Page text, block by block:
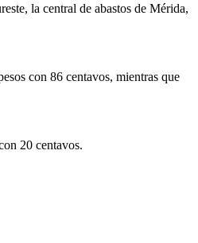
la central de abastos de Mérida,
con 86 centavos, mientras que
20 centavos.